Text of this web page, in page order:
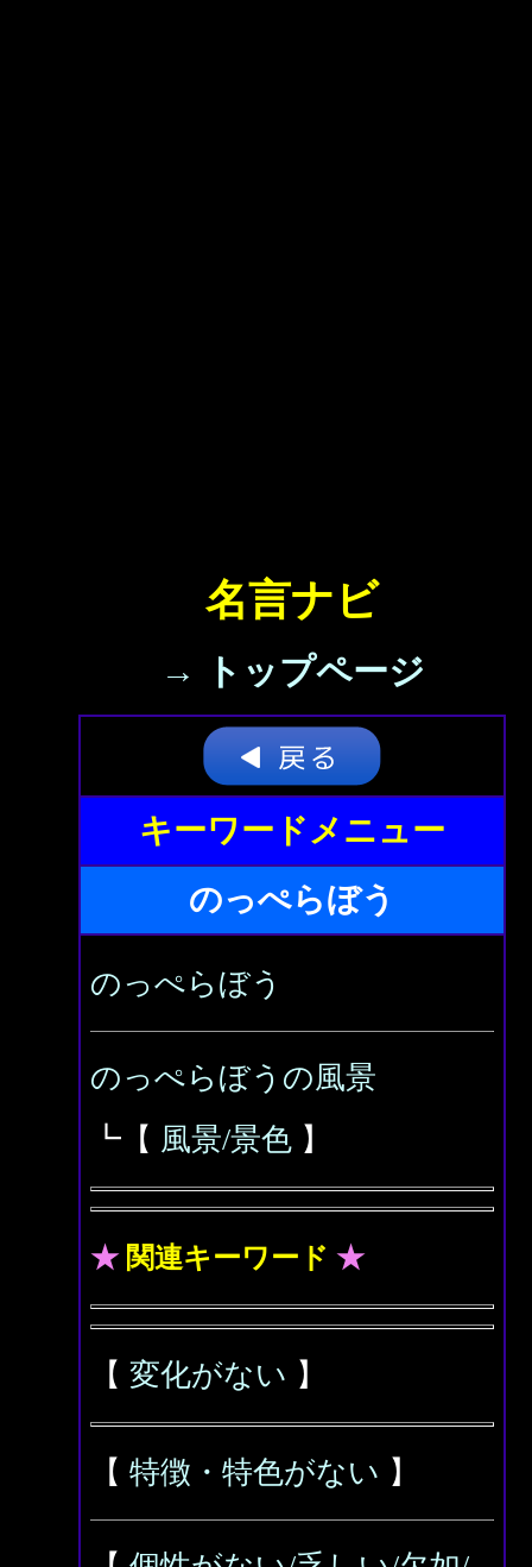
名言ナビ
→ トップページ
キーワードメニュー
のっぺらぼう
のっぺらぼう
のっぺらぼうの風景
┗【 風景/景色 】
★ 関連キーワード ★
【 変化がない 】
【 特徴・特色がない 】